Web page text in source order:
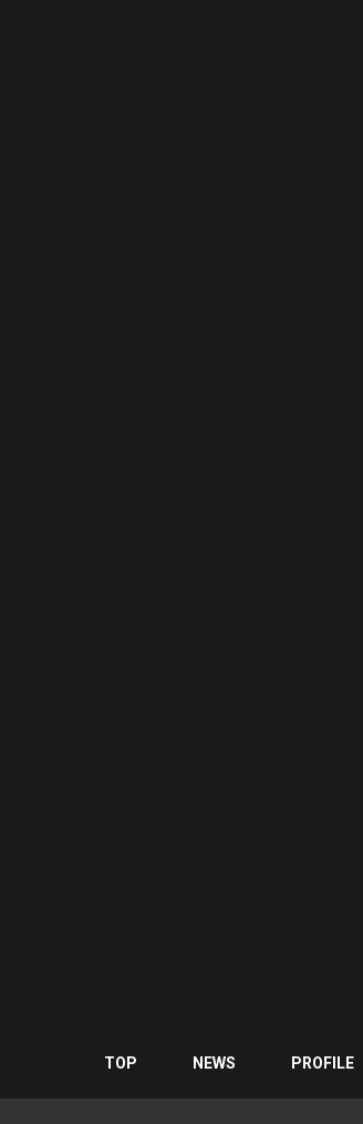
TOP NEWS PROFILE